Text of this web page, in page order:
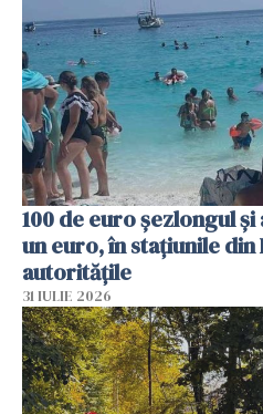
100 de euro șezlongul
un euro, în stațiunile
autoritățile
31 IULIE 2026